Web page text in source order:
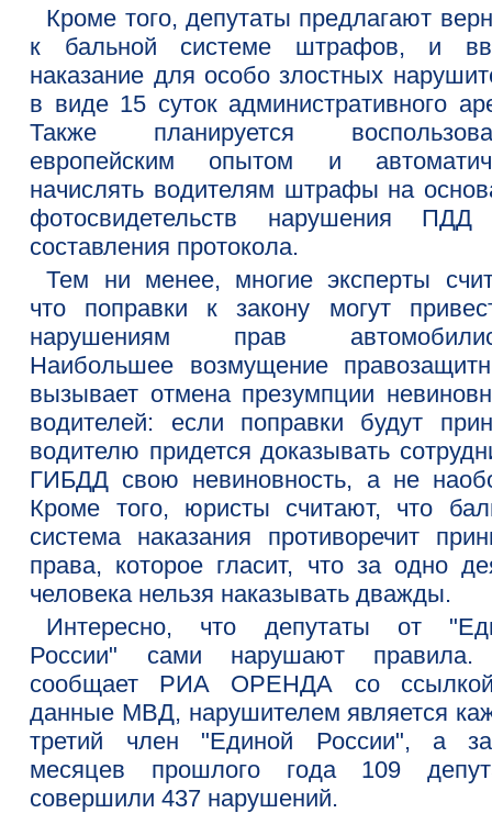
Кроме того, депутаты предлагают
к бальной системе штрафов, и
наказание для особо злостных
в виде 15 суток административного
Также планируется
европейским опытом и
начислять водителям штрафы на
фотосвидетельств нарушения ПДД
составления протокола.
Тем ни менее, многие эксперты
что поправки к закону могут
нарушениям прав
Наибольшее возмущение
вызывает отмена презумпции
водителей: если поправки будут
водителю придется доказывать
ГИБДД свою невиновность, а не
Кроме того, юристы считают, что
система наказания противоречит
права, которое гласит, что за одно
человека нельзя наказывать дважды.
Интересно, что депутаты от
России" сами нарушают правила.
сообщает РИА ОРЕНДА со
данные МВД, нарушителем является
третий член "Единой России", а
месяцев прошлого года 109
совершили 437 нарушений.